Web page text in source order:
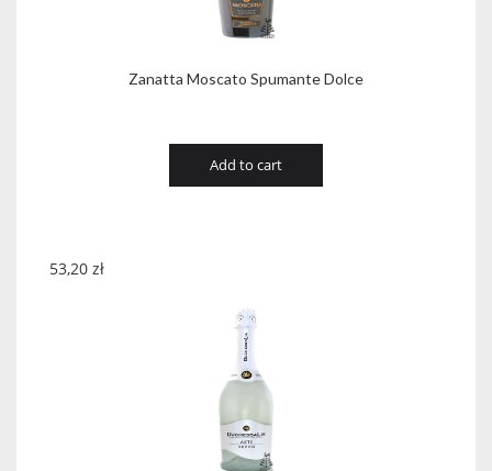
Zanatta Moscato Spumante Dolce
Add to cart
53,20 zł